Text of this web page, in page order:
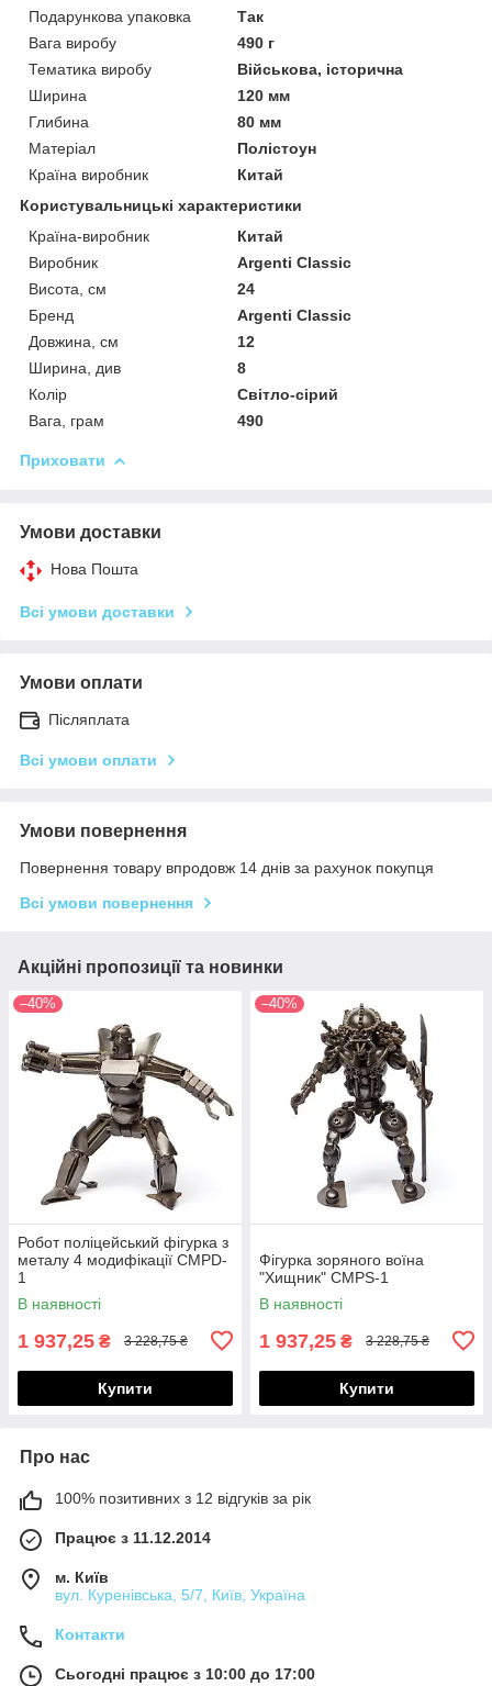
Подарункова упаковка
Так
Вага виробу
490 г
Тематика виробу
Військова, історична
Ширина
120 мм
Глибина
80 мм
Матеріал
Полістоун
Країна виробник
Китай
Користувальницькі характеристики
Країна-виробник
Китай
Виробник
Argenti Classic
Висота, см
24
Бренд
Argenti Classic
Довжина, см
12
Ширина, див
8
Колір
Світло-сірий
Вага, грам
490
Приховати
Умови доставки
Нова Пошта
Всі умови доставки
Умови оплати
Післяплата
Всі умови оплати
Умови повернення
Повернення товару впродовж 14 днів за рахунок покупця
Всі умови повернення
Акційні пропозиції та новинки
–40%
Робот поліцейський фігурка з
металу 4 модифікації CMPD-
1
В наявності
1 937,25 ₴ 3 228,75 ₴
Купити
–40%
Фігурка зоряного воїна
"Хищник" CMPS-1
В наявності
1 937,25 ₴ 3 228,75 ₴
Купити
Про нас
100% позитивних з 12 відгуків за рік
Працює з 11.12.2014
м. Київ
вул. Куренівська, 5/7, Київ, Україна
Контакти
Сьогодні працює з 10:00 до 17:00